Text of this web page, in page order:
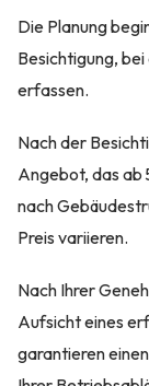
Die Planung
Besichtigung,
erfassen.
Nach der
Angebot, das ab
nach
Preis variieren.
Nach Ihrer
Aufsicht eines
garantieren